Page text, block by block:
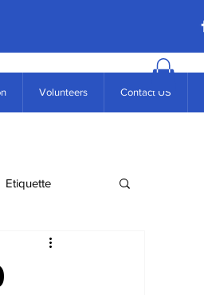
Volunteers Contact US
Etiquette